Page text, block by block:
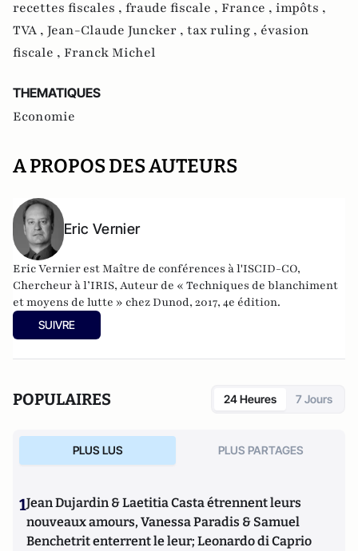
recettes fiscales , fraude fiscale , France , impôts ,
TVA , Jean-Claude Juncker , tax ruling , évasion
fiscale , Franck Michel
THEMATIQUES
Economie
A PROPOS DES AUTEURS
Eric Vernier
Eric Vernier est Maître de conférences à l'ISCID-CO,
Chercheur à l’IRIS, Auteur de « Techniques de blanchiment
et moyens de lutte » chez Dunod, 2017, 4e édition.
SUIVRE
POPULAIRES 24 Heures 7 Jours
PLUS LUS PLUS PARTAGES
1Jean Dujardin & Laetitia Casta étrennent leurs
nouveaux amours, Vanessa Paradis & Samuel
Benchetrit enterrent le leur; Leonardo di Caprio